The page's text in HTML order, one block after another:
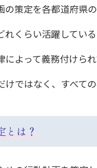
の策定を各都道府県
くらい活躍してい
によって義務付けら
けではなく、すべて
とは？